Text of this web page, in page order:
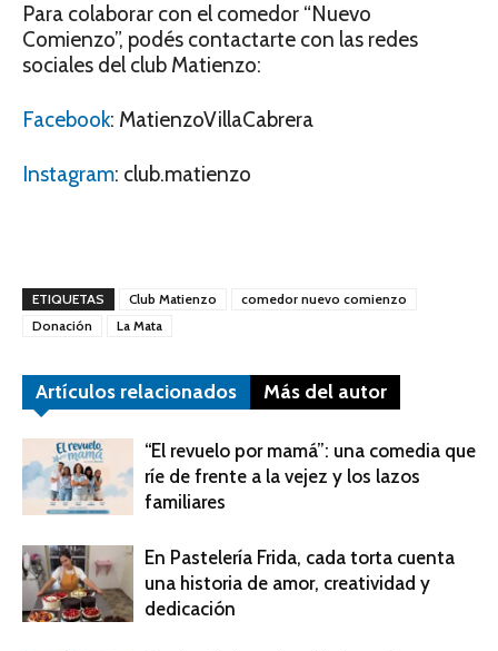
Para colaborar con el comedor “Nuevo
Comienzo”, podés contactarte con las redes
sociales del club Matienzo:
Facebook: MatienzoVillaCabrera
Instagram: club.matienzo
ETIQUETAS Club Matienzo
comedor nuevo comienzo
Donación
La Mata
Artículos relacionados Más del autor
“El revuelo por mamá”: una comedia que
ríe de frente a la vejez y los lazos
familiares
En Pastelería Frida, cada torta cuenta
una historia de amor, creatividad y
dedicación